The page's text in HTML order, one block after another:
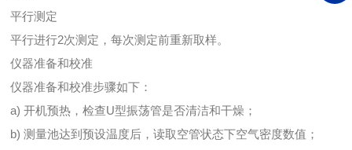
平行测定
平行进行2次测定，每次测定前重新取样。
仪器准备和校准
仪器准备和校准步骤如下：
a) 开机预热，检查U型振荡管是否清洁和干燥；
b) 测量池达到预设温度后，读取空管状态下空气密度数值；